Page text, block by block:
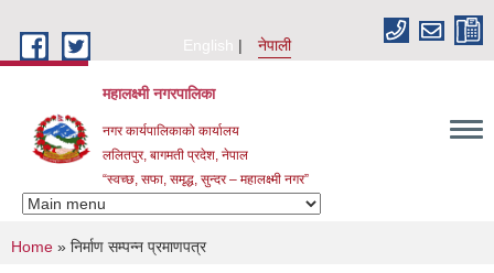
English
नेपाली
महालक्ष्मी नगरपालिका
नगर कार्यपालिकाको कार्यालय
ललितपुर, बागमती प्रदेश, नेपाल
“स्वच्छ, सफा, समृद्ध, सुन्दर – महालक्ष्मी नगर”
You are here
Home » निर्माण सम्पन्न प्रमाणपत्र